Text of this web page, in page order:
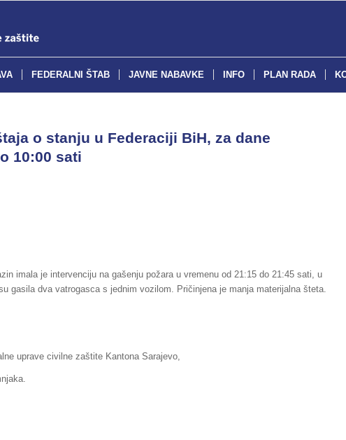
FEDERALNI ŠTAB JAVNE NABAVKE INFO PLAN RADA
o stanju u Federaciji BiH, za dane
10:00 sati
imala je intervenciju na gašenju požara u vremenu od 21:15 do 21:45 sati, u
gasila dva vatrogasca s jednim vozilom. Pričinjena je manja materijalna šteta.
uprave civilne zaštite Kantona Sarajevo,